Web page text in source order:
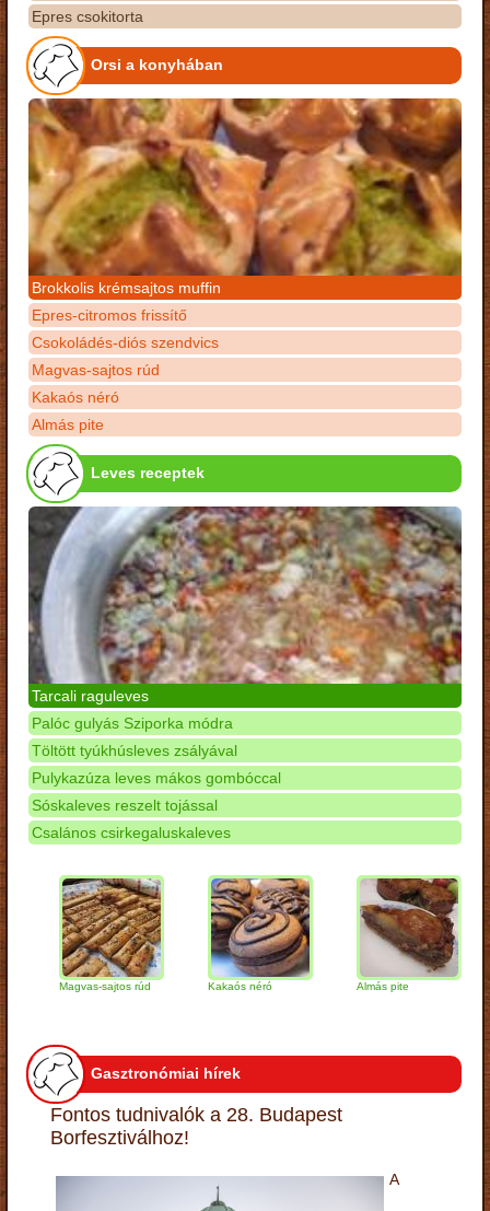
Epres csokitorta
Orsi a konyhában
Brokkolis krémsajtos muffin
Epres-citromos frissítő
Csokoládés-diós szendvics
Magvas-sajtos rúd
Kakaós néró
Almás pite
Leves receptek
Tarcali raguleves
Palóc gulyás Sziporka módra
Töltött tyúkhúsleves zsályával
Pulykazúza leves mákos gombóccal
Sóskaleves reszelt tojással
Csalános csirkegaluskaleves
Magvas-sajtos rúd Kakaós néró Almás pite
Gasztronómiai hírek
Fontos tudnivalók a 28. Budapest
Borfesztiválhoz!
A